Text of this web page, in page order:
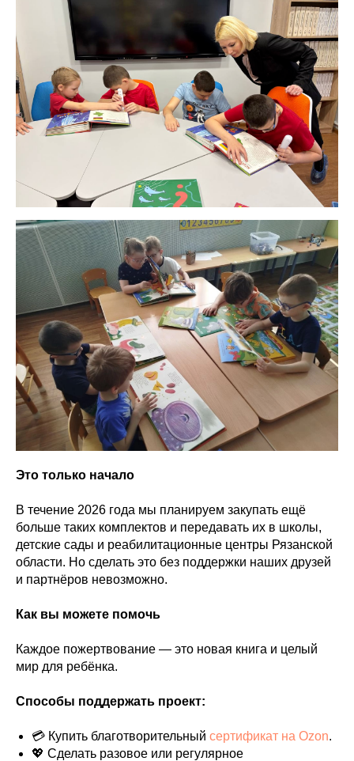
Это только начало
В течение 2026 года мы планируем закупать ещё
больше таких комплектов и передавать их в школы,
детские сады и реабилитационные центры Рязанской
области. Но сделать это без поддержки наших друзей
и партнёров невозможно.
Как вы можете помочь
Каждое пожертвование — это новая книга и целый
мир для ребёнка.
Способы поддержать проект:
💳 Купить благотворительный сертификат на Ozon.
💖 Сделать разовое или регулярное